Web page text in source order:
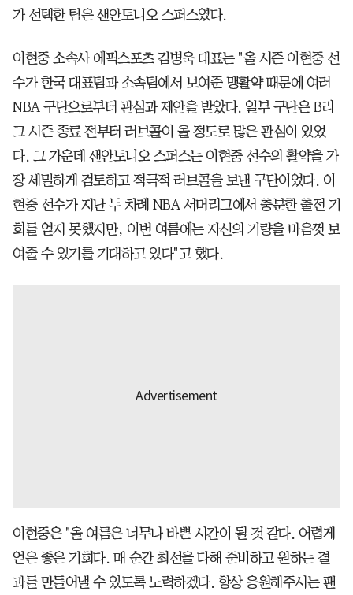
가 선택한 팀은 샌안토니오 스퍼스였다.
이현중 소속사 에픽스포츠 김병욱 대표는 "올 시즌 이현중 선
수가 한국 대표팀과 소속팀에서 보여준 맹활약 때문에 여러
NBA 구단으로부터 관심과 제안을 받았다. 일부 구단은 B리
그 시즌 종료 전부터 러브콜이 올 정도로 많은 관심이 있었
다. 그 가운데 샌안토니오 스퍼스는 이현중 선수의 활약을 가
장 세밀하게 검토하고 적극적 러브콜을 보낸 구단이었다. 이
현중 선수가 지난 두 차례 NBA 서머리그에서 충분한 출전 기
회를 얻지 못했지만, 이번 여름에는 자신의 기량을 마음껏 보
여줄 수 있기를 기대하고 있다"고 했다.
이현중은 "올 여름은 너무나 바쁜 시간이 될 것 같다. 어렵게
얻은 좋은 기회다. 매 순간 최선을 다해 준비하고 원하는 결
과를 만들어낼 수 있도록 노력하겠다. 항상 응원해주시는 팬